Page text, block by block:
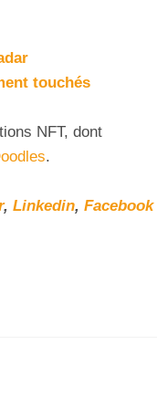
touchés
NFT, dont
.
, Linkedin, Facebook